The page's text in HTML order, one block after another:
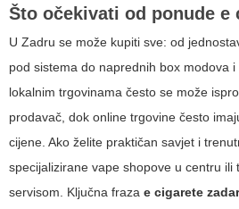
Što očekivati od ponude e
U Zadru se može kupiti sve: od
pod sistema do naprednih box modova
lokalnim trgovinama često se može
prodavač, dok online trgovine često
cijene. Ako želite praktičan savjet i
specijalizirane vape shopove u centru ili
servisom. Ključna fraza e cigarete zadar